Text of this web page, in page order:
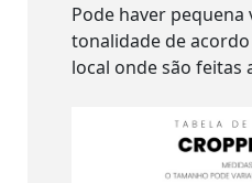
Pode haver pequena
tonalidade de
local onde são feitas